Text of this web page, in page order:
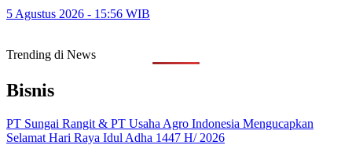
5 Agustus 2026 - 15:56 WIB
Trending di News
Bisnis
PT Sungai Rangit & PT Usaha Agro Indonesia Mengucapkan
Selamat Hari Raya Idul Adha 1447 H/ 2026